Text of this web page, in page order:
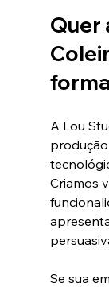
Quer
A Lou
Criamos
Se sua